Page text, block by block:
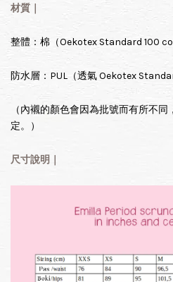
材質｜
整體：棉（Oekotex Standard 100
防水層：PUL（透氣 Oekotex
（內襯的顏色會因為批號而有所不
定。）
尺寸說明｜